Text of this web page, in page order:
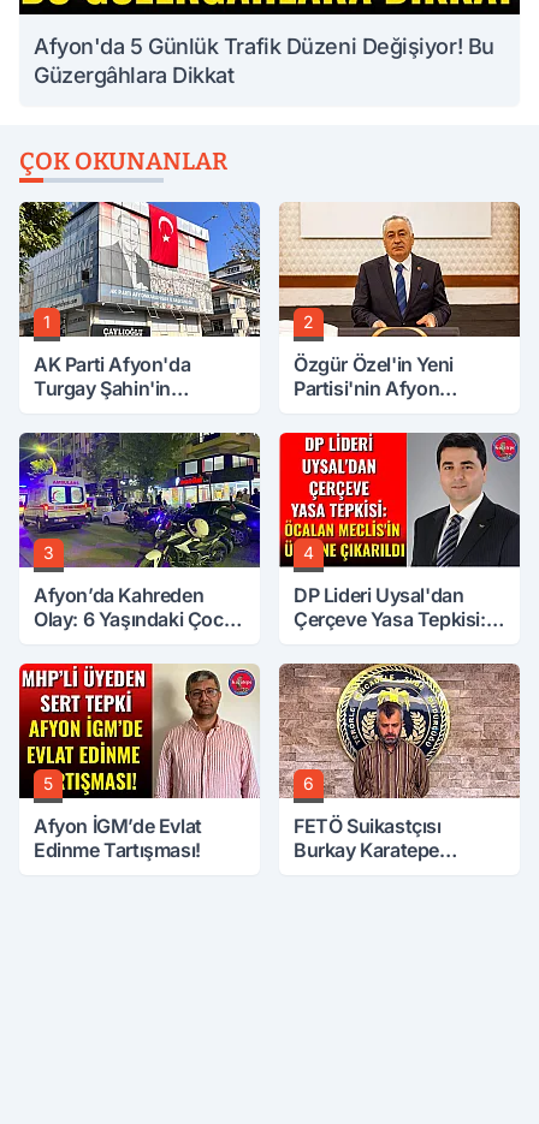
Afyon'da 5 Günlük Trafik Düzeni Değişiyor! Bu
Güzergâhlara Dikkat
ÇOK OKUNANLAR
1
AK Parti Afyon'da
Turgay Şahin'in
2
Özgür Özel'in Yeni
Partisi'nin Afyon
3
Afyon’da Kahreden
Olay: 6 Yaşındaki Çocuk
4
DP Lideri Uysal'dan
Çerçeve Yasa Tepkisi:
Üzerine Çıkarıldı
5
Afyon İGM’de Evlat
Edinme Tartışması!
6
FETÖ Suikastçısı
Burkay Karatepe